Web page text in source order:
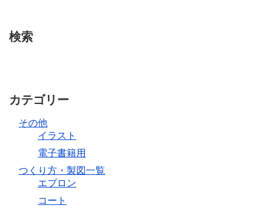
検索
カテゴリー
その他
イラスト
電子書籍用
つくり方・製図一覧
エプロン
コート